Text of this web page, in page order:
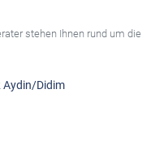
stehen Ihnen rund um die
Aydin/Didim